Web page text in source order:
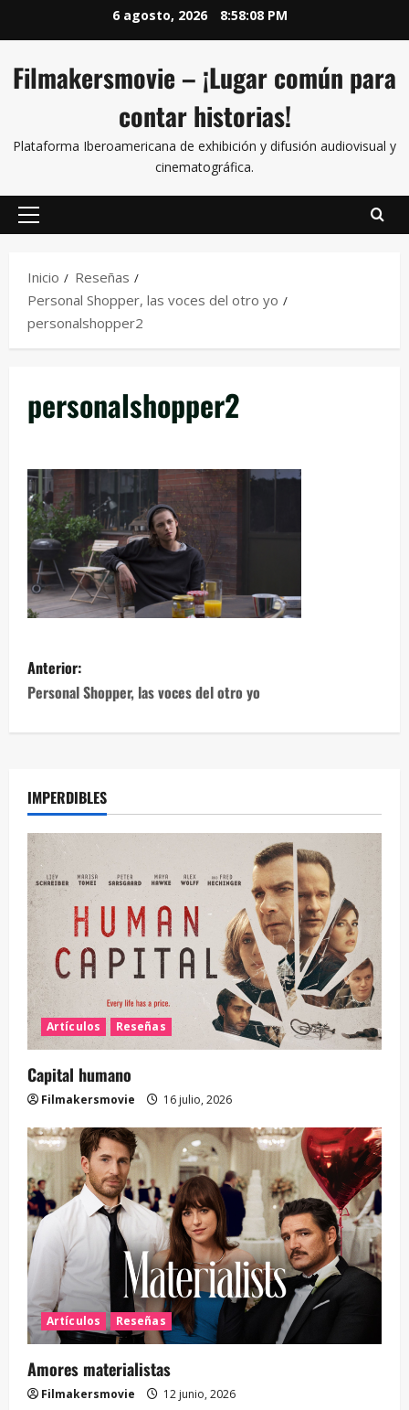
6 agosto, 2026 8:58:08 PM
Filmakersmovie – ¡Lugar común para
contar historias!
Plataforma Iberoamericana de exhibición y difusión audiovisual y
cinematográfica.
Inicio
Reseñas
Personal Shopper, las voces del otro yo
personalshopper2
personalshopper2
Anterior:
Personal Shopper, las voces del otro yo
IMPERDIBLES
Artículos Reseñas
Capital humano
Filmakersmovie 16 julio, 2026
Artículos Reseñas
Amores materialistas
Filmakersmovie 12 junio, 2026